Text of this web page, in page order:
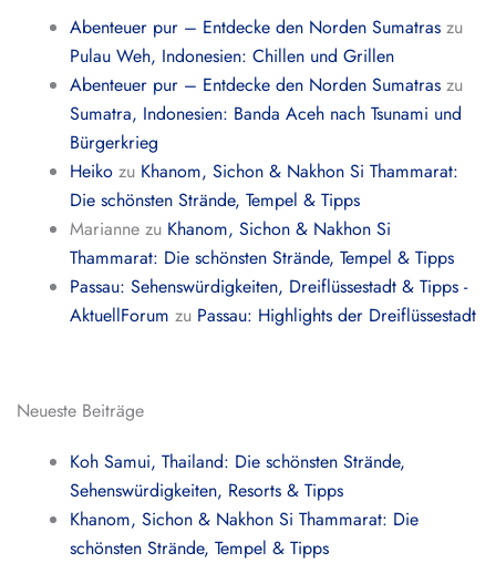
Abenteuer pur – Entdecke den Norden Sumatras zu
Pulau Weh, Indonesien: Chillen und Grillen
Abenteuer pur – Entdecke den Norden Sumatras zu
Sumatra, Indonesien: Banda Aceh nach Tsunami und
Bürgerkrieg
Heiko zu Khanom, Sichon & Nakhon Si Thammarat:
Die schönsten Strände, Tempel & Tipps
Marianne zu Khanom, Sichon & Nakhon Si
Thammarat: Die schönsten Strände, Tempel & Tipps
Passau: Sehenswürdigkeiten, Dreiflüssestadt & Tipps -
AktuellForum zu Passau: Highlights der Dreiflüssestadt
Neueste Beiträge
Koh Samui, Thailand: Die schönsten Strände,
Sehenswürdigkeiten, Resorts & Tipps
Khanom, Sichon & Nakhon Si Thammarat: Die
schönsten Strände, Tempel & Tipps